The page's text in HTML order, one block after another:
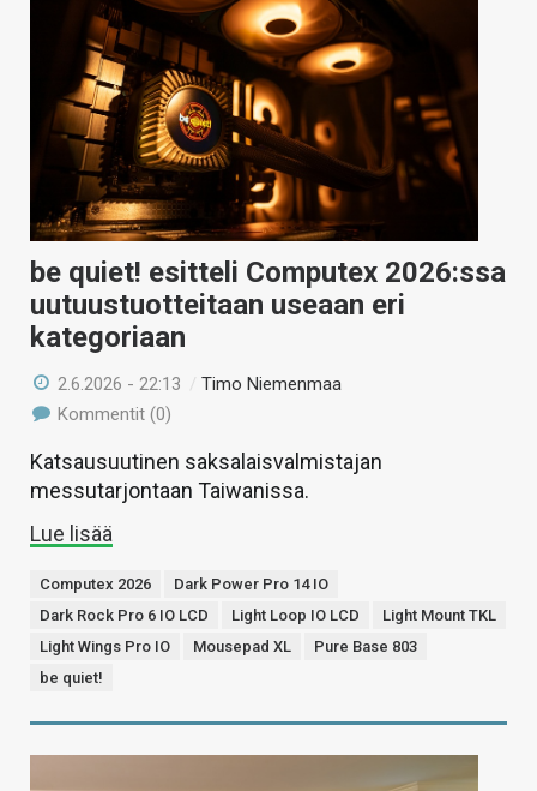
HINTA.FI
KAUPPA
VAIHDA TEEMA
HAKU
be quiet! esitteli Computex 2026:ssa
uutuustuotteitaan useaan eri
kategoriaan
2.6.2026 - 22:13 /Timo Niemenmaa
Kommentit (0)
Katsausuutinen saksalaisvalmistajan
messutarjontaan Taiwanissa.
Lue lisää
Computex 2026
Dark Power Pro 14 IO
Dark Rock Pro 6 IO LCD
Light Loop IO LCD
Light Mount TKL
Light Wings Pro IO
Mousepad XL
Pure Base 803
be quiet!